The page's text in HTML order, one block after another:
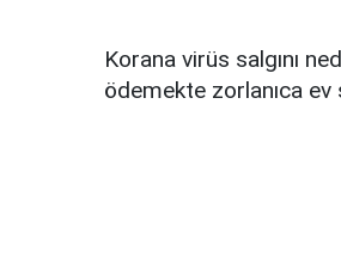
Korana virüs salgını
ödemekte zorlanıca ev